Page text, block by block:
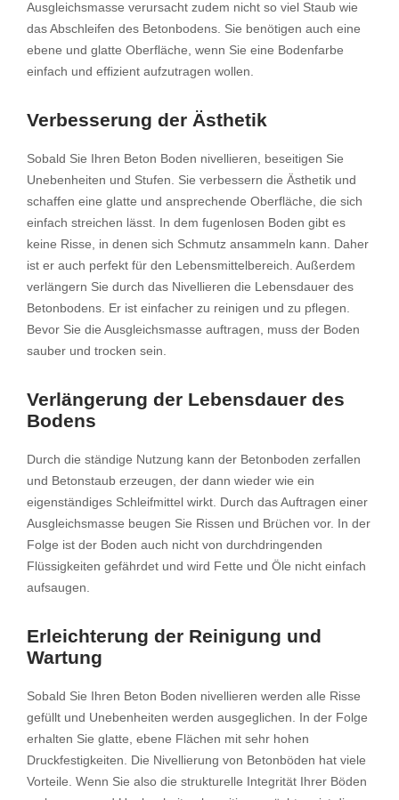
Ausgleichsmasse verursacht zudem nicht so viel Staub wie
das Abschleifen des Betonbodens. Sie benötigen auch eine
ebene und glatte Oberfläche, wenn Sie eine Bodenfarbe
einfach und effizient aufzutragen wollen.
Verbesserung der Ästhetik
Sobald Sie Ihren Beton Boden nivellieren, beseitigen Sie
Unebenheiten und Stufen. Sie verbessern die Ästhetik und
schaffen eine glatte und ansprechende Oberfläche, die sich
einfach streichen lässt. In dem fugenlosen Boden gibt es
keine Risse, in denen sich Schmutz ansammeln kann. Daher
ist er auch perfekt für den Lebensmittelbereich. Außerdem
verlängern Sie durch das Nivellieren die Lebensdauer des
Betonbodens. Er ist einfacher zu reinigen und zu pflegen.
Bevor Sie die Ausgleichsmasse auftragen, muss der Boden
sauber und trocken sein.
Verlängerung der Lebensdauer des
Bodens
Durch die ständige Nutzung kann der Betonboden zerfallen
und Betonstaub erzeugen, der dann wieder wie ein
eigenständiges Schleifmittel wirkt. Durch das Auftragen einer
Ausgleichsmasse beugen Sie Rissen und Brüchen vor. In der
Folge ist der Boden auch nicht von durchdringenden
Flüssigkeiten gefährdet und wird Fette und Öle nicht einfach
aufsaugen.
Erleichterung der Reinigung und
Wartung
Sobald Sie Ihren Beton Boden nivellieren werden alle Risse
gefüllt und Unebenheiten werden ausgeglichen. In der Folge
erhalten Sie glatte, ebene Flächen mit sehr hohen
Druckfestigkeiten. Die Nivellierung von Betonböden hat viele
Vorteile. Wenn Sie also die strukturelle Integrität Ihrer Böden